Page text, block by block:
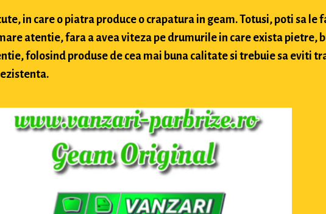
in care o piatra produce o crapatura in geam. Totusi, poti sa le
atentie, fara a avea viteza pe drumurile in care exista pietre,
folosind produse de cea mai buna calitate si trebuie sa eviti